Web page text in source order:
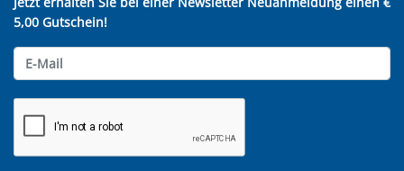
5,00 Gutschein!